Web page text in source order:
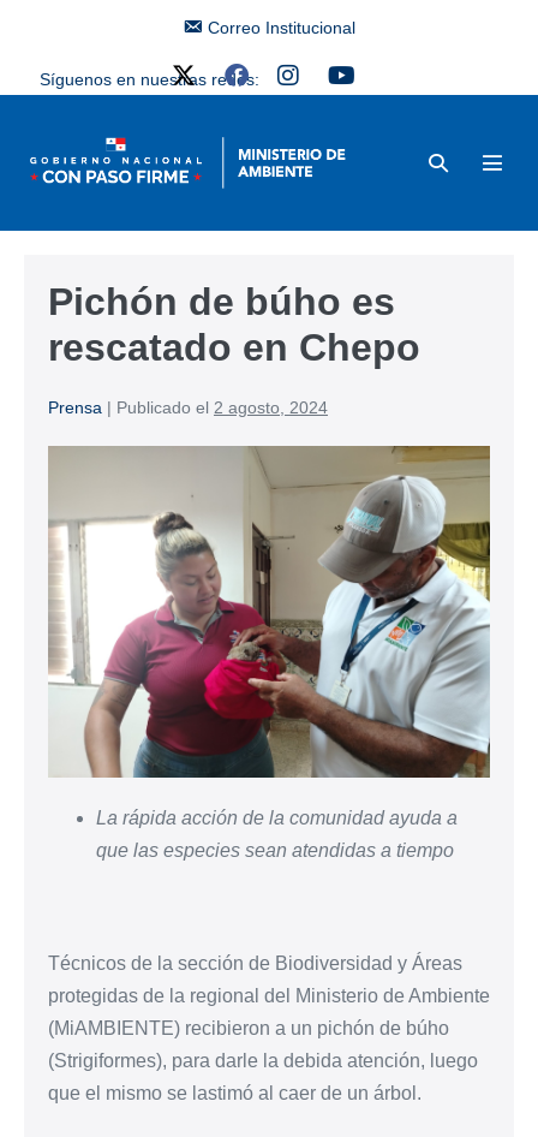
Correo Institucional
Síguenos en nuestras redes:
Pichón de búho es
rescatado en Chepo
Prensa | Publicado el 2 agosto, 2024
La rápida acción de la comunidad ayuda a
que las especies sean atendidas a tiempo
Técnicos de la sección de Biodiversidad y Áreas
protegidas de la regional del Ministerio de Ambiente
(MiAMBIENTE) recibieron a un pichón de búho
(Strigiformes), para darle la debida atención, luego
que el mismo se lastimó al caer de un árbol.